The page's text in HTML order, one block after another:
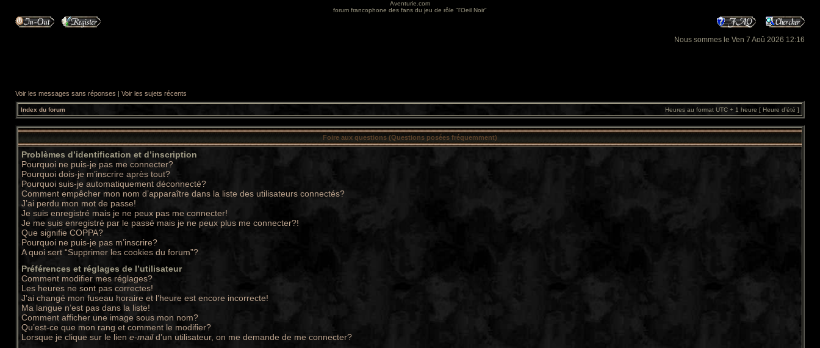
Aventurie.com
forum francophone des fans du jeu de rôle "l'Oeil Noir"
Nous sommes le Ven 7 Aoû 2026 12:16
Voir les messages sans réponses | Voir les sujets récents
Index du forum Heures au format UTC + 1 heure [ Heure d’été ]
Foire aux questions (Questions posées fréquemment)
Problèmes d’identification et d’inscription
Pourquoi ne puis-je pas me connecter?
Pourquoi dois-je m’inscrire après tout?
Pourquoi suis-je automatiquement déconnecté?
Comment empêcher mon nom d’apparaître dans la liste des utilisateurs connectés?
J’ai perdu mon mot de passe!
Je suis enregistré mais je ne peux pas me connecter!
Je me suis enregistré par le passé mais je ne peux plus me connecter?!
Que signifie COPPA?
Pourquoi ne puis-je pas m’inscrire?
A quoi sert “Supprimer les cookies du forum”?
Préférences et réglages de l’utilisateur
Comment modifier mes réglages?
Les heures ne sont pas correctes!
J’ai changé mon fuseau horaire et l’heure est encore incorrecte!
Ma langue n’est pas dans la liste!
Comment afficher une image sous mon nom?
Qu’est-ce que mon rang et comment le modifier?
Lorsque je clique sur le lien e-maild’un utilisateur, on me demande de me connecter?